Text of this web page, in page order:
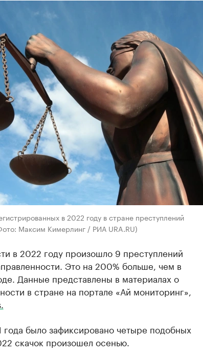
в 2022 году в стране преступлений
Максим Кимерлинг / РИА URA.RU)
в 2022 году произошло 9 преступлений
Это на 200% больше, чем в
Данные представлены в материалах о
в стране на портале «Ай мониторинг»,
года было зафиксировано четыре подобных
скачок произошел осенью.